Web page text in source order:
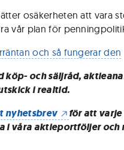
osäkerheten att vara
vår plan för
och så fungerar den
köp- och säljråd,
i realtid.
nyhetsbrev
för att varje
i våra aktieportföljer och